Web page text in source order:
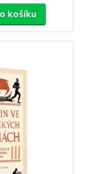
košíku